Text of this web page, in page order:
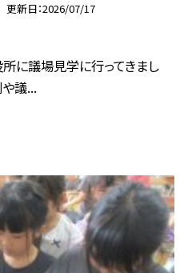
更新日 2026/07/17
に議場見学に行ってきまし
議...